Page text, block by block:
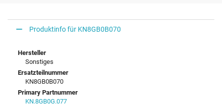
Produktinfo für KN8GB0B070
Hersteller
Sonstiges
Ersatzteilnummer
KN8GB0B070
Primary Partnummer
KN.8GB0G.077